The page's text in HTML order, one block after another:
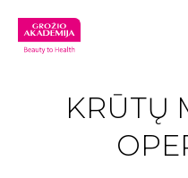
KRŪTŲ